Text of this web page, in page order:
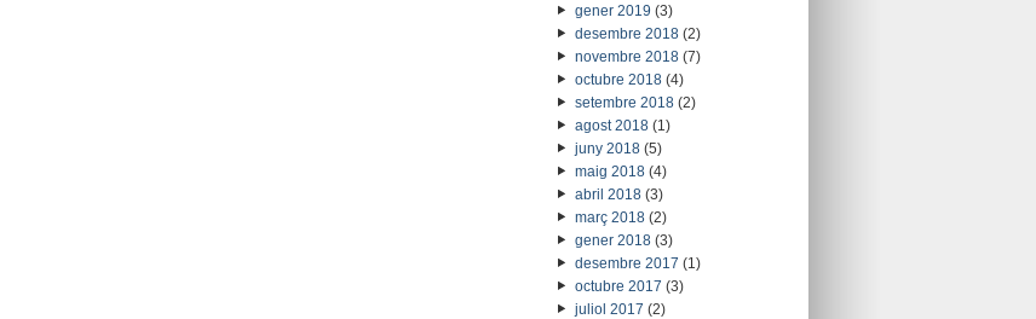
gener 2019 (3)
desembre 2018(2)
novembre 2018(7)
octubre 2018(4)
setembre 2018(2)
agost 2018(1)
juny 2018(5)
maig 2018(4)
abril 2018(3)
març 2018(2)
gener 2018(3)
desembre 2017 (1)
octubre 2017 (3)
juliol 2017 (2)